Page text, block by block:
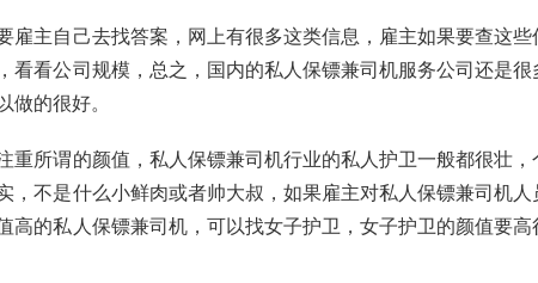
雇主自己去找答案，网上有很多这类信息，雇主如果要查这些
看看公司规模，总之，国内的私人保镖兼司机服务公司还是很
做的很好。
重所谓的颜值，私人保镖兼司机行业的私人护卫一般都很壮，
，不是什么小鲜肉或者帅大叔，如果雇主对私人保镖兼司机人
高的私人保镖兼司机，可以找女子护卫，女子护卫的颜值要高